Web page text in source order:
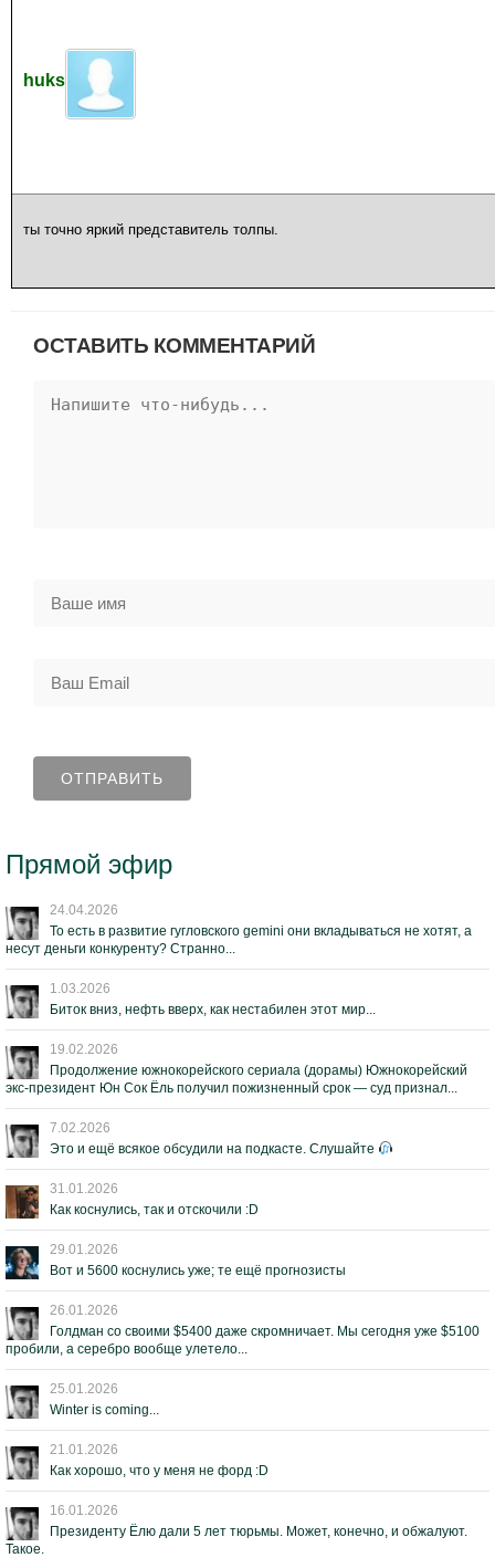
huks
ты точно яркий представитель толпы.
ОСТАВИТЬ КОММЕНТАРИЙ
Прямой эфир
24.04.2026
То есть в развитие гугловского gemini они вкладываться не хотят, а
несут деньги конкуренту? Странно...
1.03.2026
Биток вниз, нефть вверх, как нестабилен этот мир...
19.02.2026
Продолжение южнокорейского сериала (дорамы) Южнокорейский
экс-президент Юн Сок Ёль получил пожизненный срок — суд признал...
7.02.2026
Это и ещё всякое обсудили на подкасте. Слушайте
31.01.2026
Как коснулись, так и отскочили :D
29.01.2026
Вот и 5600 коснулись уже; те ещё прогнозисты
26.01.2026
Голдман со своими $5400 даже скромничает. Мы сегодня уже $5100
пробили, а серебро вообще улетело...
25.01.2026
Winter is coming...
21.01.2026
Как хорошо, что у меня не форд :D
16.01.2026
Президенту Ёлю дали 5 лет тюрьмы. Может, конечно, и обжалуют.
Такое.